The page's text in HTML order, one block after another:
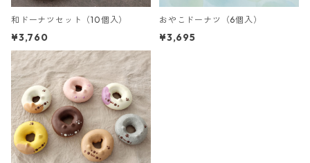
和ドーナツセット（10個入）
¥3,760
おやこドーナツ（6個入）
¥3,695